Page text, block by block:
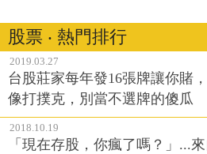
股票 ‧ 熱門排行
2019.03.27
台股莊家每年發16張牌讓你賭
像打撲克，別當不選牌的傻瓜
2018.10.19
「現在存股，你瘋了嗎？」...